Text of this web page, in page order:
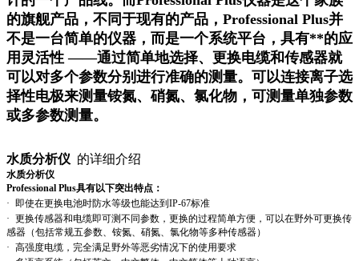
的旗舰产品，不同于现有的产品，Professional Plus并
不是一台简单的仪器，而是一个系统平台，具有**的应
用灵活性 ——通过简单地选择、更换电缆和传感器就
可以对多个参数分别进行准确的测量。可以连接离子选
择性电极来测量铵氮、硝氮、氯化物，可测量单独参数
或多参数测量。
水质分析仪 的详细介绍
水质分析仪
Professional Plus具有以下突出特点：
· 即使在更换电池时防水等级也能达到IP-67标准
· 更换传感器和电缆即可测不同参数，更换的过程简单方便，可以在野外可更换传
感器（包括常规五参数、铵氮、硝氮、氯化物等多种传感器）
· 高强度电缆，完全满足野外等恶劣情况下的使用要求